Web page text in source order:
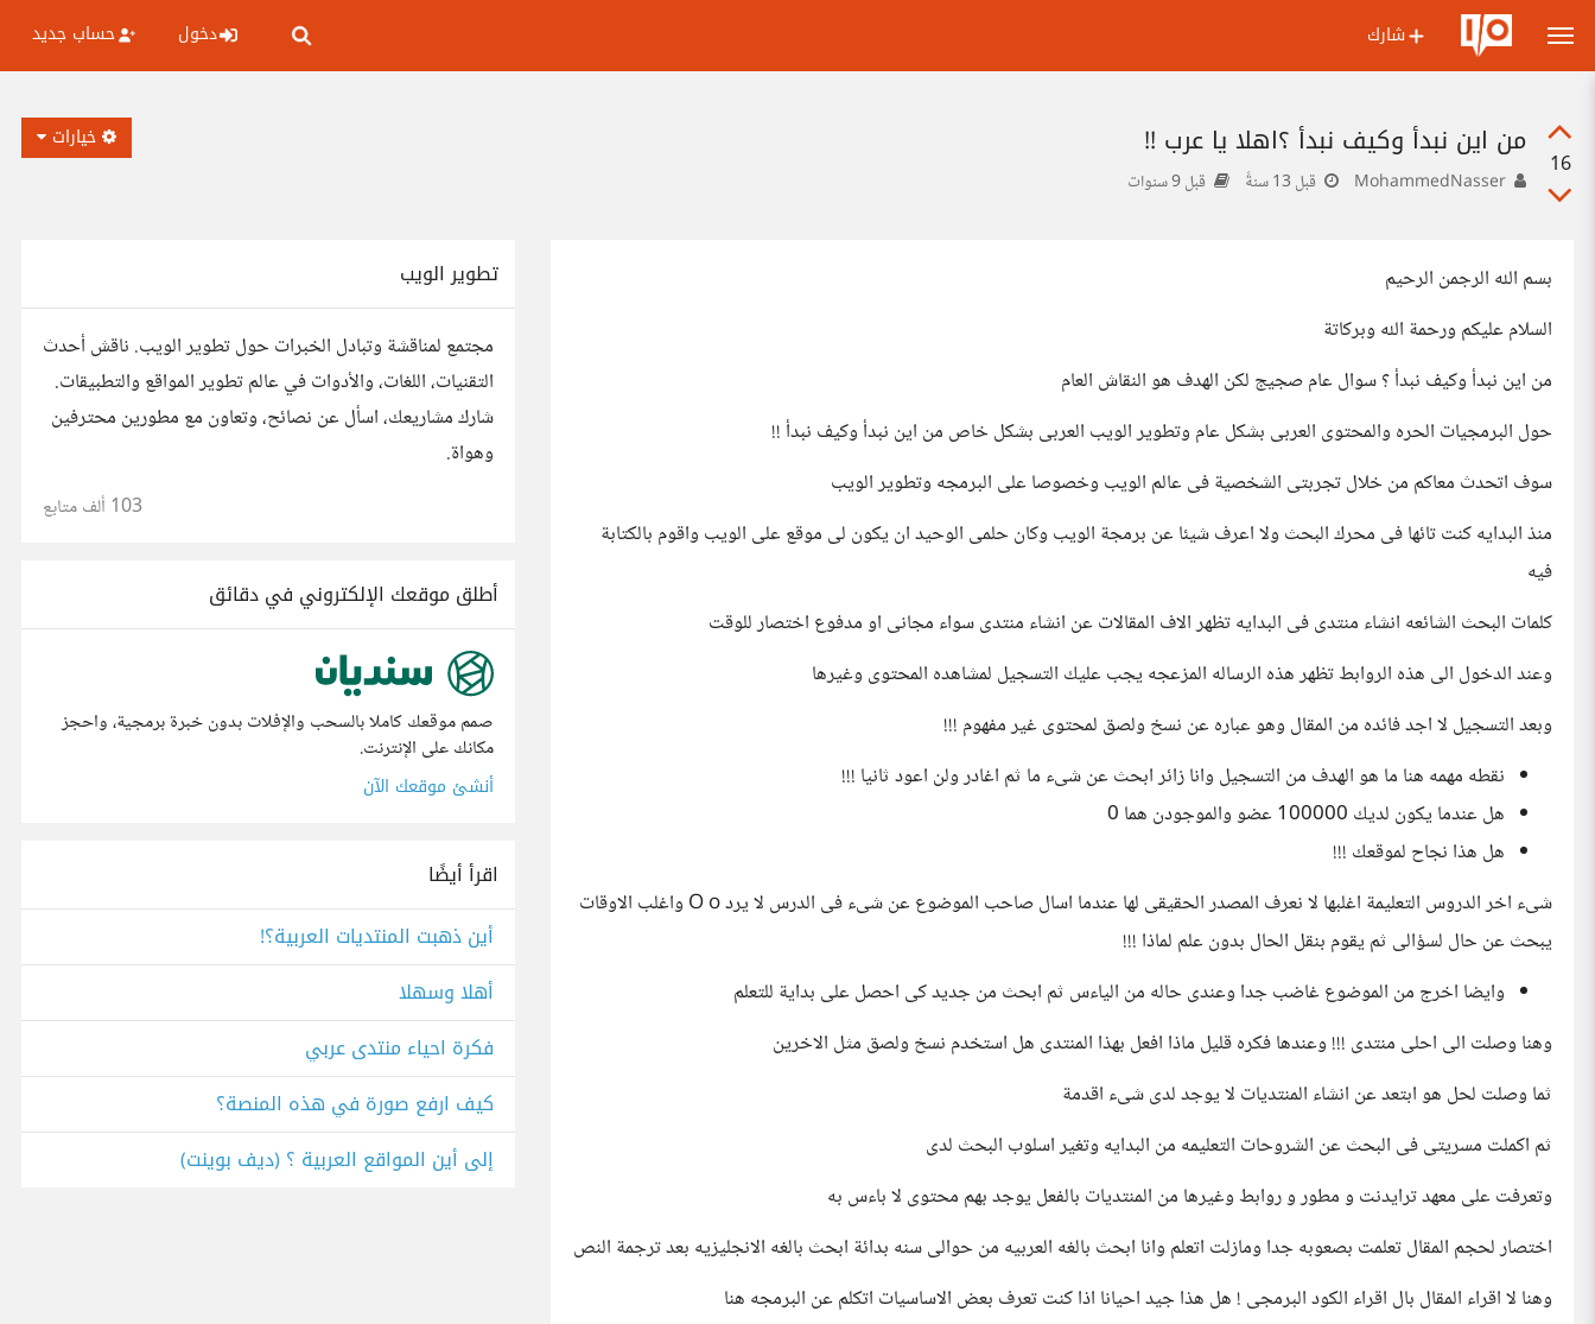
شارك دخول حساب جديد
16
من اين نبدأ وكيف نبدأ ؟اهلا يا عرب !!
قبل 13 سنةً قبل 9 سنوات
خيارات
بسم الله الرجمن الرحيم
السلام عليكم ورحمة الله وبركاتة
من اين نبدأ وكيف نبدأ ؟ سوال عام صجيج لكن الهدف هو النقاش العام
حول البرمجيات الحره والمحتوى العربى بشكل عام وتطوير الويب العربى بشكل خاص من اين نبدأ وكيف نبدأ !!
سوف اتحدث معاكم من خلال تجربتى الشخصية فى عالم الويب وخصوصا على البرمجه وتطوير الويب
منذ البدايه كنت تائها فى محرك البحث ولا اعرف شيئا عن برمجة الويب وكان حلمى الوحيد ان يكون لى موقع على الويب واقوم بالكتابة
فيه
كلمات البحث الشائعه انشاء منتدى فى البدايه تظهر الاف المقالات عن انشاء منتدى سواء مجانى او مدفوع اختصار للوقت
وعند الدخول الى هذه الروابط تظهر هذه الرساله المزعجه يجب عليك التسجيل لمشاهده المحتوى وغيرها
وبعد التسجيل لا اجد فائده من المقال وهو عباره عن نسخ ولصق لمحتوى غير مفهوم !!!
نقطه مهمه هنا ما هو الهدف من التسجيل وانا زائر ابحث عن شىء ما ثم اغادر ولن اعود ثانيا !!!
هل عندما يكون لديك 100000 عضو والموجودن هما 0
هل هذا نجاح لموقعك !!!
شىء اخر الدروس التعليمة اغلبها لا نعرف المصدر الحقيقى لها عندما اسال صاحب الموضوع عن شىء فى الدرس لا يرد O o واغلب الاوقات
يبحث عن حال لسؤالى ثم يقوم بنقل الحال بدون علم لماذا !!!
وايضا اخرج من الموضوع غاضب جدا وعندى حاله من الياءس ثم ابحث من جديد كى احصل على بداية للتعلم
وهنا وصلت الى احلى منتدى !!! وعندها فكره قليل ماذا افعل بهذا المنتدى هل استخدم نسخ ولصق مثل الاخرين
ثما وصلت لحل هو ابتعد عن انشاء المنتديات لا يوجد لدى شىء اقدمة
ثم اكملت مسريتى فى البحث عن الشروحات التعليمه من البدايه وتغير اسلوب البحث لدى
وتعرفت على معهد ترايدنت و مطور و روابط وغيرها من المنتديات بالفعل يوجد بهم محتوى لا باءس به
اختصار لحجم المقال تعلمت بصعوبه جدا ومازلت اتعلم وانا ابحث بالغه العربيه من حوالى سنه بدائة ابحث بالغه الانجليزيه بعد ترجمة النص
وهنا لا اقراء المقال بال اقراء الكود البرمجى ! هل هذا جيد احيانا اذا كنت تعرف بعض الاساسيات اتكلم عن البرمجه هنا
تطوير الويب
مجتمع لمناقشة وتبادل الخبرات حول تطوير الويب. ناقش أحدث
التقنيات، اللغات، والأدوات في عالم تطوير المواقع والتطبيقات.
شارك مشاريعك، اسأل عن نصائح، وتعاون مع مطورين محترفين
وهواة.
103 ألف متابع
أطلق موقعك الإلكتروني في دقائق
صمم موقعك كاملا بالسحب والإفلات بدون خبرة برمجية، واحجز
مكانك على الإنترنت.
أنشئ موقعك الآن
اقرأ أيضًا
أين ذهبت المنتديات العربية؟!
أهلا وسهلا
فكرة احياء منتدى عربي
كيف ارفع صورة في هذه المنصة؟
إلى أين المواقع العربية ؟ (ديف بوينت)